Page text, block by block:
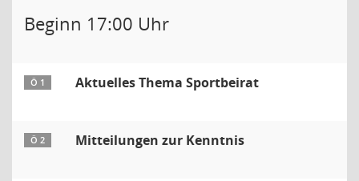
Beginn 17:00 Uhr
Ö 1 Aktuelles Thema Sportbeirat
Ö 2 Mitteilungen zur Kenntnis